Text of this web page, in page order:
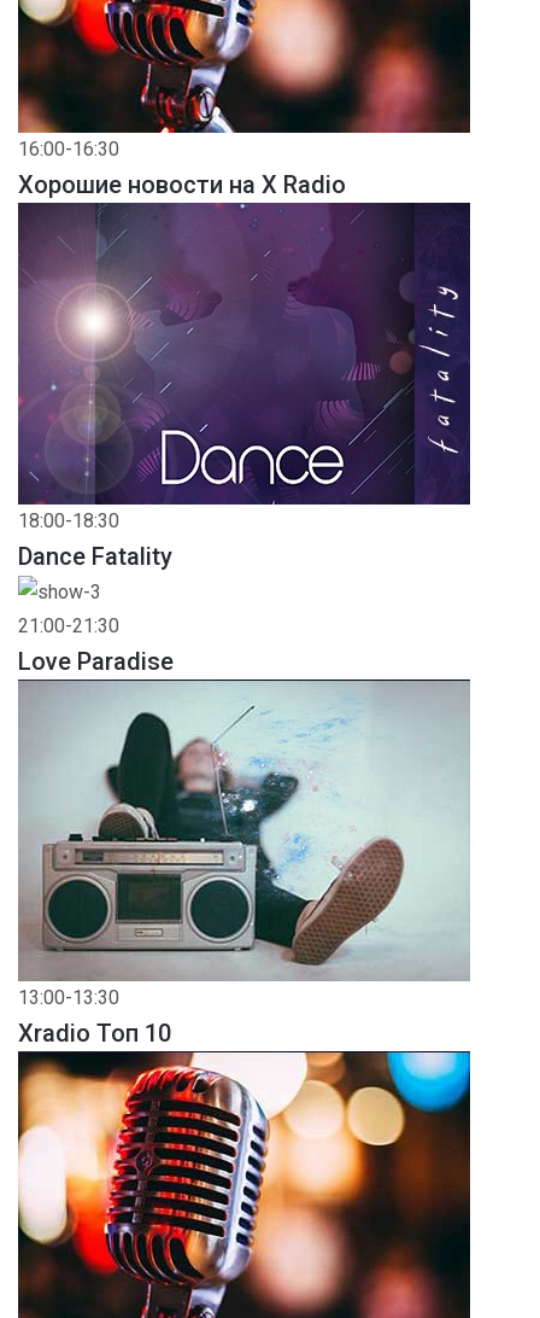
16:00-16:30
Хорошие новости на X Radio
18:00-18:30
Dance Fatality
21:00-21:30
Love Paradise
13:00-13:30
Xradio Топ 10